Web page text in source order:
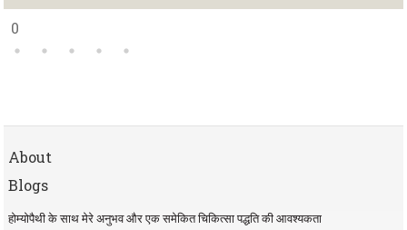
0
About
Blogs
होम्योपैथी के साथ मेरे अनुभव और एक समेकित चिकित्सा पद्धति की आवश्यकता